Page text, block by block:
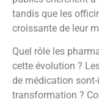
tandis que les
croissante de leur
Quel rôle les
cette évolution ?
de médication
transformation ?